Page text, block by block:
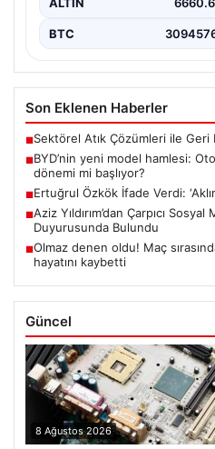
BTC
Son Eklenen Haberler
■Sektörel Atık Çözümleri ile Geri
■BYD’nin yeni model hamlesi:
dönemi mi başlıyor?
■Ertuğrul Özkök İfade Verdi:
■Aziz Yıldırım’dan Çarpıcı
Duyurusunda Bulundu
■Olmaz denen oldu! Maç
hayatını kaybetti
Güncel
8 Ağustos 2026